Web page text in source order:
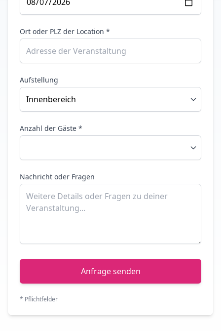
Ort oder PLZ der Location *
Aufstellung
Anzahl der Gäste *
Nachricht oder Fragen
Anfrage senden
* Pflichtfelder